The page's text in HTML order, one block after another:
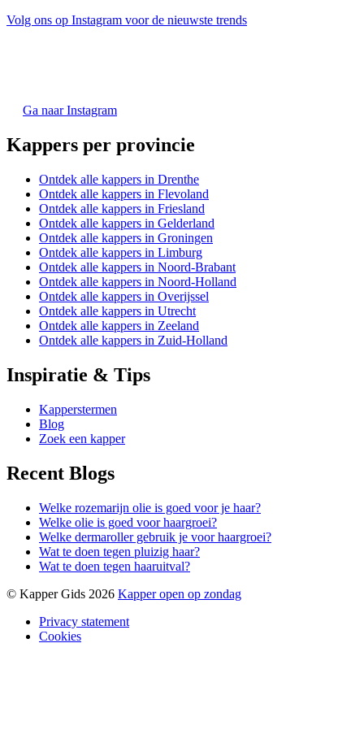
Volg ons op Instagram voor de nieuwste trends
Ga naar Instagram
Kappers per provincie
Ontdek alle kappers in Drenthe
Ontdek alle kappers in Flevoland
Ontdek alle kappers in Friesland
Ontdek alle kappers in Gelderland
Ontdek alle kappers in Groningen
Ontdek alle kappers in Limburg
Ontdek alle kappers in Noord-Brabant
Ontdek alle kappers in Noord-Holland
Ontdek alle kappers in Overijssel
Ontdek alle kappers in Utrecht
Ontdek alle kappers in Zeeland
Ontdek alle kappers in Zuid-Holland
Inspiratie & Tips
Kapperstermen
Blog
Zoek een kapper
Recent Blogs
Welke rozemarijn olie is goed voor je haar?
Welke olie is goed voor haargroei?
Welke dermaroller gebruik je voor haargroei?
Wat te doen tegen pluizig haar?
Wat te doen tegen haaruitval?
© Kapper Gids 2026 Kapper open op zondag
Privacy statement
Cookies